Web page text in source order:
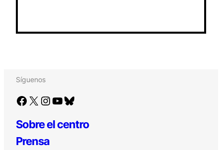
Síguenos
Facebook X Instagram YouTube Bluesky
Sobre el centro
Prensa